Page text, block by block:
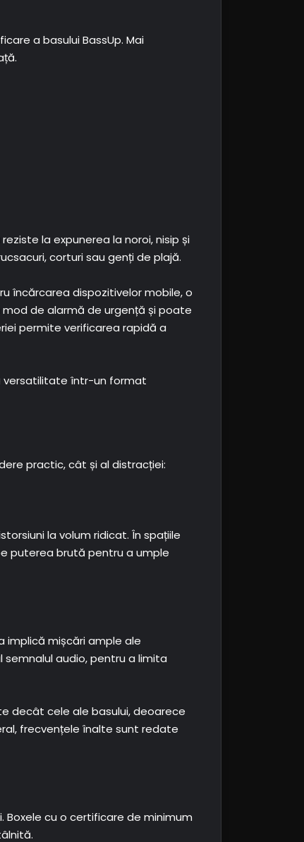
a basului BassUp. Mai
la expunerea la noroi, nisip și
corturi sau genți de plajă.
încărcarea dispozitivelor mobile, o
de alarmă de urgență și poate
permite verificarea rapidă a
versatilitate într-un format
practic, cât și al distracției:
la volum ridicat. În spațiile
puterea brută pentru a umple
implică mișcări ample ale
audio, pentru a limita
decât cele ale basului, deoarece
frecvențele înalte sunt redate
cu o certificare de minimum